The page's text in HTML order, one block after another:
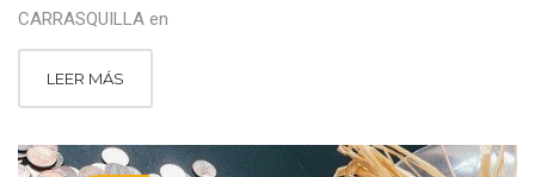
CARRASQUILLA en
LEER MÁS